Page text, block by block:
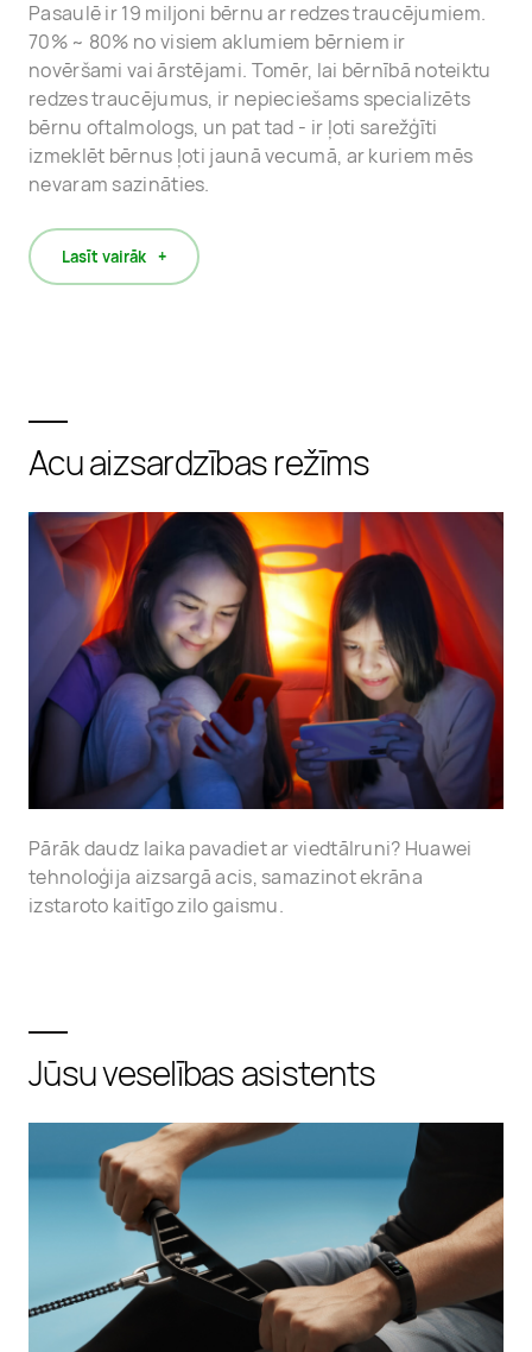
Pasaulē ir 19 miljoni bērnu ar redzes traucējumiem.
70% ~ 80% no visiem aklumiem bērniem ir
novēršami vai ārstējami. Tomēr, lai bērnībā noteiktu
redzes traucējumus, ir nepieciešams specializēts
bērnu oftalmologs, un pat tad - ir ļoti sarežģīti
izmeklēt bērnus ļoti jaunā vecumā, ar kuriem mēs
nevaram sazināties.
Lasīt vairāk
Acu aizsardzības režīms
Pārāk daudz laika pavadiet ar viedtālruni? Huawei
tehnoloģija aizsargā acis, samazinot ekrāna
izstaroto kaitīgo zilo gaismu.
Jūsu veselības asistents